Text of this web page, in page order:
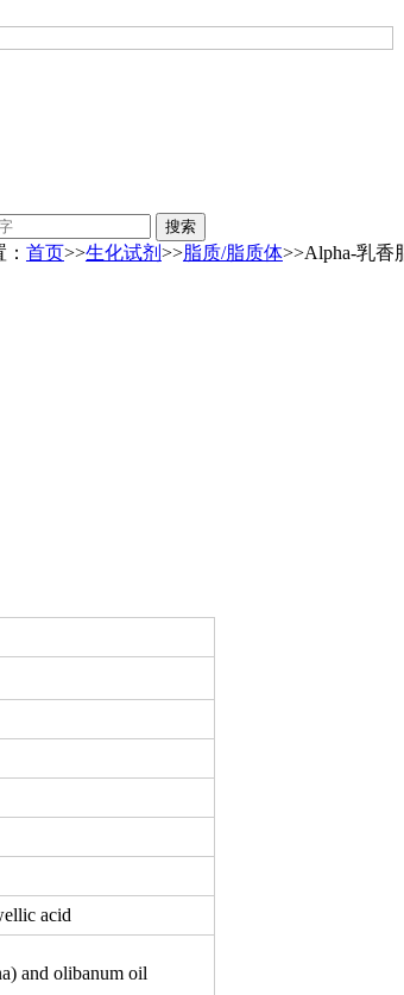
首页>>生化试剂 >>脂质/脂质体>>Alpha-乳香
acid
and olibanum oil